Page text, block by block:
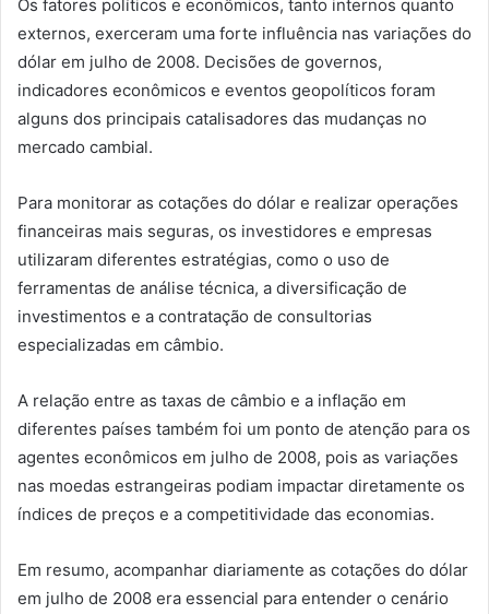
Os fatores políticos e econômicos, tanto internos quanto
externos, exerceram uma forte influência nas variações do
dólar em julho de 2008. Decisões de governos,
indicadores econômicos e eventos geopolíticos foram
alguns dos principais catalisadores das mudanças no
mercado cambial.
Para monitorar as cotações do dólar e realizar operações
financeiras mais seguras, os investidores e empresas
utilizaram diferentes estratégias, como o uso de
ferramentas de análise técnica, a diversificação de
investimentos e a contratação de consultorias
especializadas em câmbio.
A relação entre as taxas de câmbio e a inflação em
diferentes países também foi um ponto de atenção para os
agentes econômicos em julho de 2008, pois as variações
nas moedas estrangeiras podiam impactar diretamente os
índices de preços e a competitividade das economias.
Em resumo, acompanhar diariamente as cotações do dólar
em julho de 2008 era essencial para entender o cenário